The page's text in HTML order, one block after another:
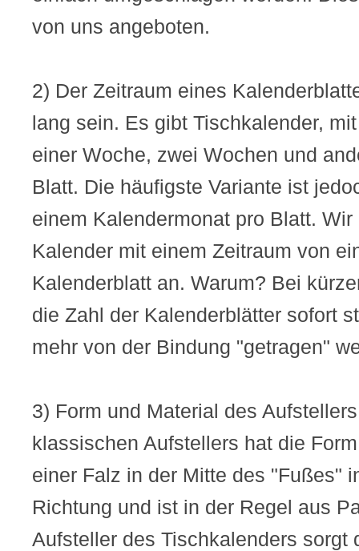
von uns angeboten.
2) Der Zeitraum eines
lang sein. Es gibt Tischkalender,
einer Woche, zwei Wochen und
Blatt. Die häufigste Variante ist
einem Kalendermonat pro Blatt.
Kalender mit einem Zeitraum von
Kalenderblatt an. Warum? Bei
die Zahl der Kalenderblätter sofort
mehr von der Bindung "getragen"
3) Form und Material des
klassischen Aufstellers hat die
einer Falz in der Mitte des "Fußes"
Richtung und ist in der Regel aus
Aufsteller des Tischkalenders sorgt